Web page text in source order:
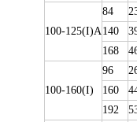
100-125(I)A
84
140
168
100-160(I)
96
160
192